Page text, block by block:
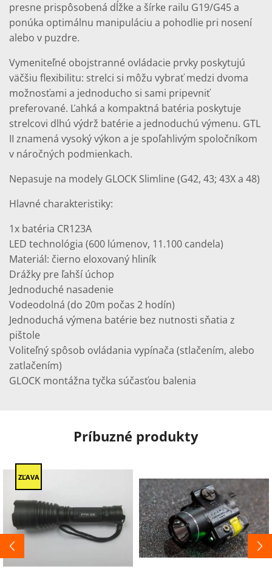
presne prispôsobená dĺžke a šírke railu G19/G45 a
ponúka optimálnu manipuláciu a pohodlie pri nosení
alebo v puzdre.
Vymeniteľné obojstranné ovládacie prvky poskytujú
väčšiu flexibilitu: strelci si môžu vybrať medzi dvoma
možnosťami a jednoducho si sami pripevniť
preferované. Ľahká a kompaktná batéria poskytuje
strelcovi dlhú výdrž batérie a jednoduchú výmenu. GTL
II znamená vysoký výkon a je spoľahlivým spoločníkom
v náročných podmienkach.
Nepasuje na modely GLOCK Slimline (G42, 43; 43X a 48)
Hlavné charakteristiky:
1x batéria CR123A
LED technológia (600 lúmenov, 11.100 candela)
Materiál: čierno eloxovaný hliník
Drážky pre ľahší úchop
Jednoduché nasadenie
Vodeodolná (do 20m počas 2 hodín)
Jednoduchá výmena batérie bez nutnosti sňatia z
pištole
Voliteľný spôsob ovládania vypínača (stlačením, alebo
zatlačením)
GLOCK montážna tyčka súčasťou balenia
Príbuzné produkty
ZĽAVA